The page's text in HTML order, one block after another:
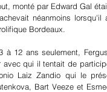
monté par Edward Gal
néanmoins
Bordeaux.
à 12 ans seulement,
avec qui il tentait de
Laiz Zandio qui le
Bart Veeze et